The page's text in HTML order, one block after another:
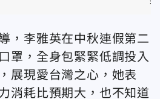
，李雅英在中秋連假第二
罩，全身包緊緊低調投入
展現愛台灣之心，她表
消耗比預期大，也不知道